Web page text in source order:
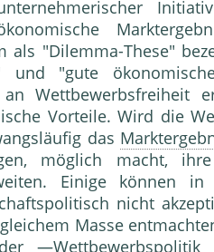
als "Dilemma-These"
und "gute
Wettbewerbsfreiheit
Vorteile. Wird die
das
möglich macht,
Einige können
nicht
Masse